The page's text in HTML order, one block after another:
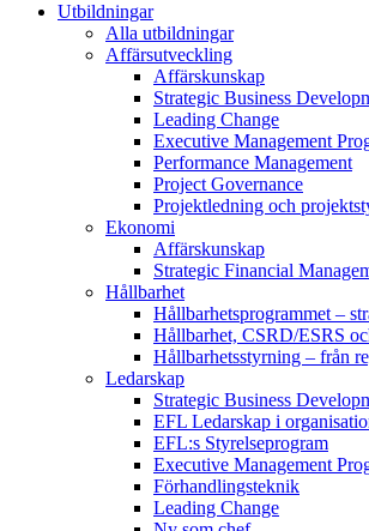
Utbildningar
Alla utbildningar
Affärsutveckling
Affärskunskap
Strategic Business
Leading Change
Executive Management
Performance Management
Project Governance
Projektledning och
Ekonomi
Affärskunskap
Strategic Financial
Hållbarhet
Hållbarhetsprogrammet –
Hållbarhet, CSRD/ESRS
Hållbarhetsstyrning – från
Ledarskap
Strategic Business
EFL Ledarskap i
EFL:s Styrelseprogram
Executive Management
Förhandlingsteknik
Leading Change